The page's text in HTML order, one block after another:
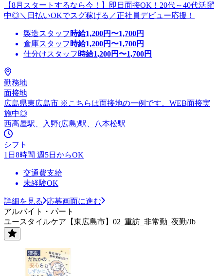
【8月スタートするなら今！】即日面接OK！20代～40代活躍
中◎＼日払いOKでスグ稼げる／正社員デビュー応援！
製造スタッフ 時給1,200円〜1,700円
倉庫スタッフ 時給1,200円〜1,700円
仕分けスタッフ 時給1,200円〜1,700円
勤務地
面接地
広島県東広島市 ※こちらは面接地の一例です。WEB面接実
施中◎
西高屋駅、入野(広島)駅、八本松駅
シフト
1日8時間 週5日からOK
交通費支給
未経験OK
詳細を見る
応募画面に進む
アルバイト・パート
ユースタイルケア【東広島市】02_重訪_非常勤_夜勤/Jb